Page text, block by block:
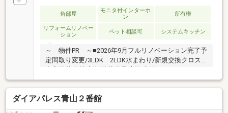
学がらくらく～～ 周辺環境（徒歩） ～～■イオン
新潟青山店・・・約6分■東青山小学校・・・約10分■
小針中学校・・・約10分※駐車場の空き状況は確認が
角部屋
モニタ付インターホ
ン
所有権
リフォームリノベー
ション
ペット相談可 システムキッチン
～ 物件PR ～■2026年9月フルリノベーション完了予
定間取り変更/3LDK 2LDK水まわり/新規交換クロス/
ング等■シューズインクローゼットやウォークインク
ローゼットなど収納が充実■ペット2匹まで飼育可（細
則あり）大切なご家族とプライスレスなひとときを過
ごせます■JR越後線青山駅まで徒歩約9分■バス系統の
ダイアパレス青山２番館